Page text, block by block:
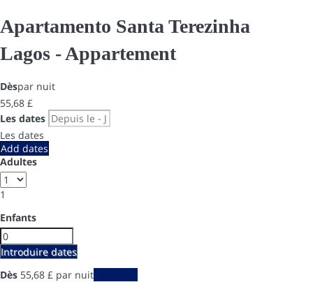
Apartamento Santa Terezinha
Lagos -Appartement
Dèspar nuit
55,68 £
Les dates
Les dates
Add dates
Adultes
1
Enfants
Introduire dates
Dès 55,68 £ par nuit